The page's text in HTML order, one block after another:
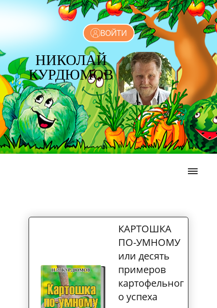
ВОЙТИ
НИКОЛАЙ
КУРДЮМОВ
КАРТОШКА
ПО-УМНОМУ
или десять
примеров
картофельног
о успеха